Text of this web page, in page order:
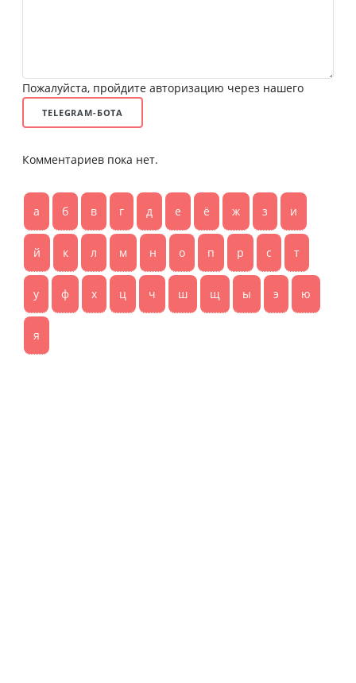
Пожалуйста, пройдите авторизацию через нашего
TELEGRAM-БОТА
Комментариев пока нет.
а б в г д е ё ж з и
й к л м н о п р с т
у ф х ц ч ш щ ы э ю
я